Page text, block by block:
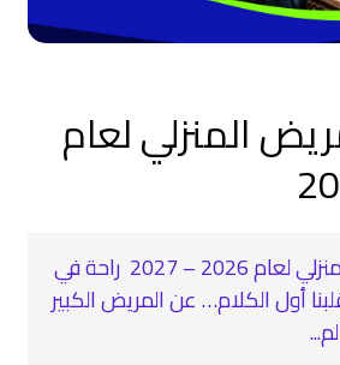
المنزلي لعام
خدمات التمريض المنزلي لعام 2026 – 2027 ‍ راحة في
أول الكلام… عن المريض الكبير